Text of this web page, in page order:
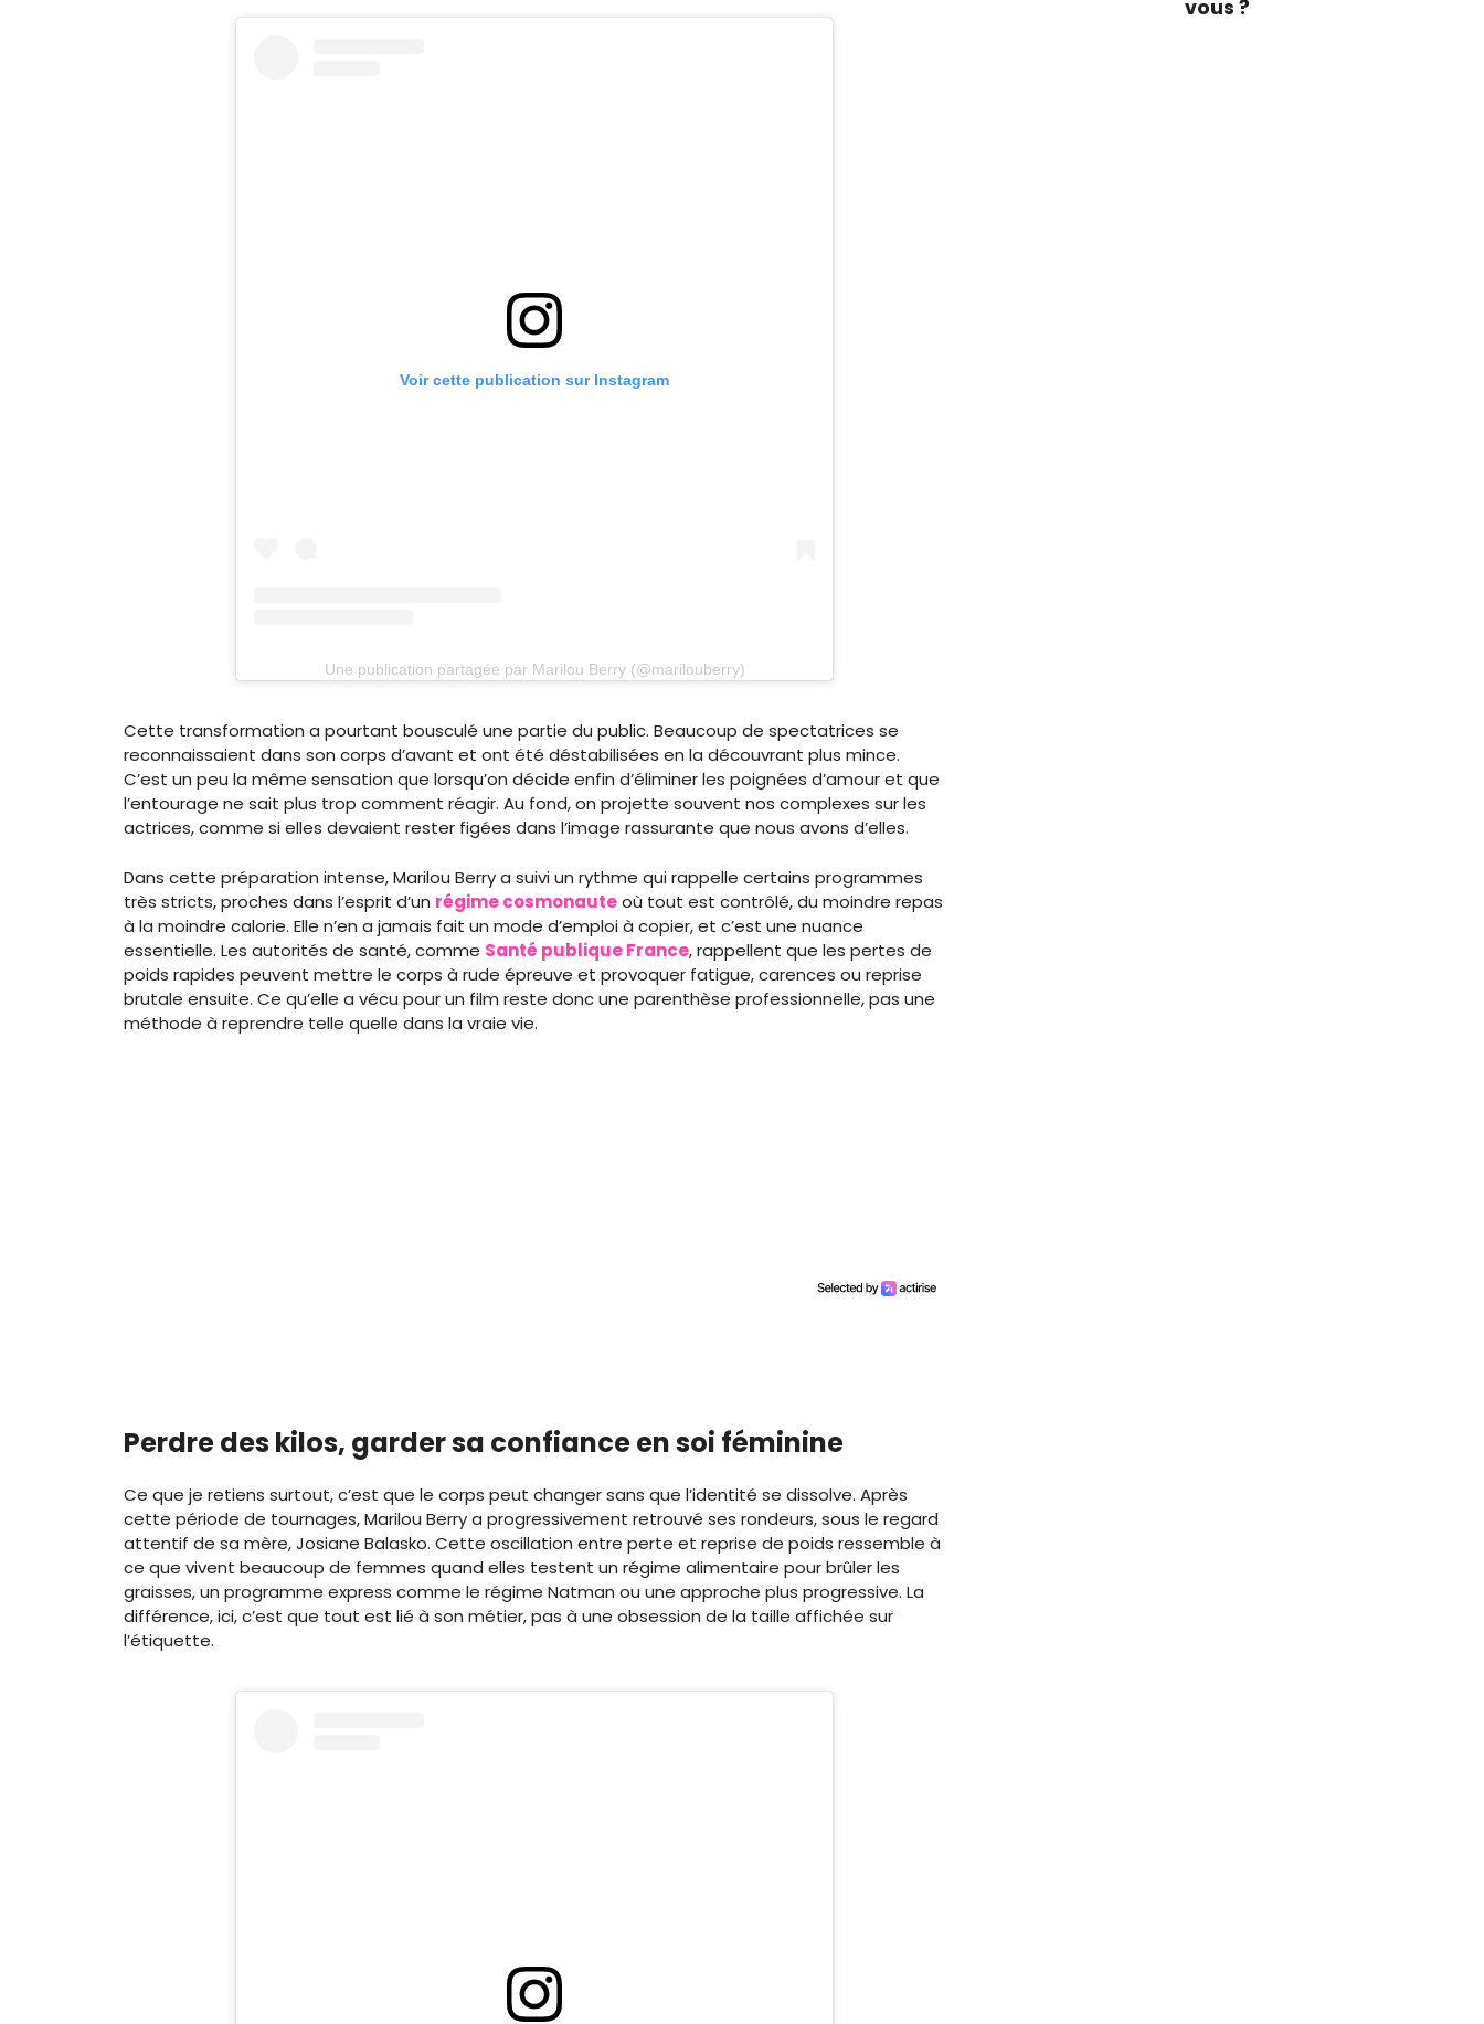
Voir cette publication sur Instagram
Une publication partagée par Marilou Berry (@marilouberry)
Cette transformation a pourtant bousculé une partie du public. Beaucoup de spectatrices se
reconnaissaient dans son corps d’avant et ont été déstabilisées en la découvrant plus mince.
C’est un peu la même sensation que lorsqu’on décide enfin d’éliminer les poignées d’amour et que
l’entourage ne sait plus trop comment réagir. Au fond, on projette souvent nos complexes sur les
actrices, comme si elles devaient rester figées dans l’image rassurante que nous avons d’elles.
Dans cette préparation intense, Marilou Berry a suivi un rythme qui rappelle certains programmes
très stricts, proches dans l’esprit d’un régime cosmonauteoù tout est contrôlé, du moindre repas
à la moindre calorie. Elle n’en a jamais fait un mode d’emploi à copier, et c’est une nuance
essentielle. Les autorités de santé, comme Santé publique France, rappellent que les pertes de
poids rapides peuvent mettre le corps à rude épreuve et provoquer fatigue, carences ou reprise
brutale ensuite. Ce qu’elle a vécu pour un film reste donc une parenthèse professionnelle, pas une
méthode à reprendre telle quelle dans la vraie vie.
Perdre des kilos, garder sa confiance en soi féminine
Ce que je retiens surtout, c’est que le corps peut changer sans que l’identité se dissolve. Après
cette période de tournages, Marilou Berry a progressivement retrouvé ses rondeurs, sous le regard
attentif de sa mère, Josiane Balasko. Cette oscillation entre perte et reprise de poids ressemble à
ce que vivent beaucoup de femmes quand elles testent un régime alimentaire pour brûler les
graisses, un programme express comme le régime Natman ou une approche plus progressive. La
différence, ici, c’est que tout est lié à son métier, pas à une obsession de la taille affichée sur
l’étiquette.
vous ?